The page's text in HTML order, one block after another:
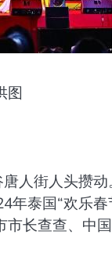
图
人街人头攒
年泰国“欢乐
长查查、中